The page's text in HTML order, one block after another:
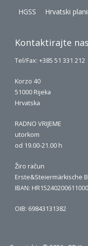
HGSS
Hrvatski
Kontaktirajte nas
Tel/Fax: +385 51 331 212
Korzo 40
51000 Rijeka
Hrvatska
RADNO VRIJEME
utorkom
od 19.00-21.00 h
Žiro račun
Erste&Steiermärkische
IBAN:
OIB: 69843131382